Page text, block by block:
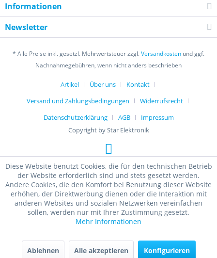
Informationen
Newsletter
* Alle Preise inkl. gesetzl. Mehrwertsteuer zzgl.Versandkosten und ggf.
Nachnahmegebühren, wenn nicht anders beschrieben
Artikel Über uns
Kontakt
Versand und Zahlungsbedingungen
Widerrufsrecht
Datenschutzerklärung
AGB
Impressum
Copyright by Star Elektronik
Diese Website benutzt Cookies, die für den technischen Betrieb
der Website erforderlich sind und stets gesetzt werden.
Andere Cookies, die den Komfort bei Benutzung dieser Website
erhöhen, der Direktwerbung dienen oder die Interaktion mit
anderen Websites und sozialen Netzwerken vereinfachen
sollen, werden nur mit Ihrer Zustimmung gesetzt.
Mehr Informationen
Ablehnen Alle akzeptieren Konfigurieren